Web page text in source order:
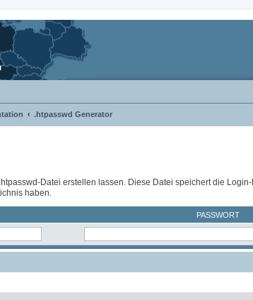
.htpasswd Generator
Datei erstellen lassen. Diese Datei speichert die
haben.
PASSWORT